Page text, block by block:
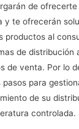
de
y te ofrecerán
productos al
de distribución
de venta. Por lo
pasos para
de su
controlada.